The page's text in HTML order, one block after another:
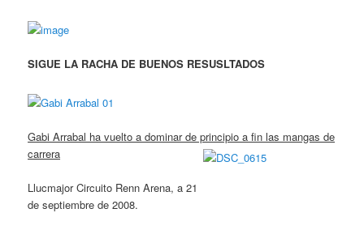
SIGUE LA RACHA DE BUENOS RESUSLTADOS
Gabi Arrabal ha vuelto a dominar de principio a fin las mangas de
carrera
Llucmajor Circuito Renn Arena, a 21
de septiembre de 2008.